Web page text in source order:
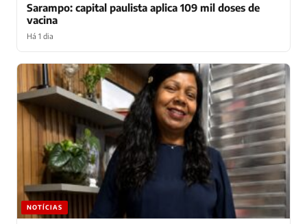
Sarampo: capital paulista aplica 109 mil doses de
vacina
Há 1 dia
NOTÍCIAS